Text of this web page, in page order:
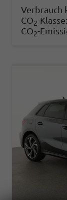
Verbrauch
CO2-Klasse:
CO2-